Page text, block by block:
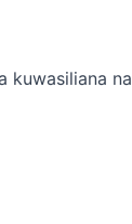
kuwasiliana na